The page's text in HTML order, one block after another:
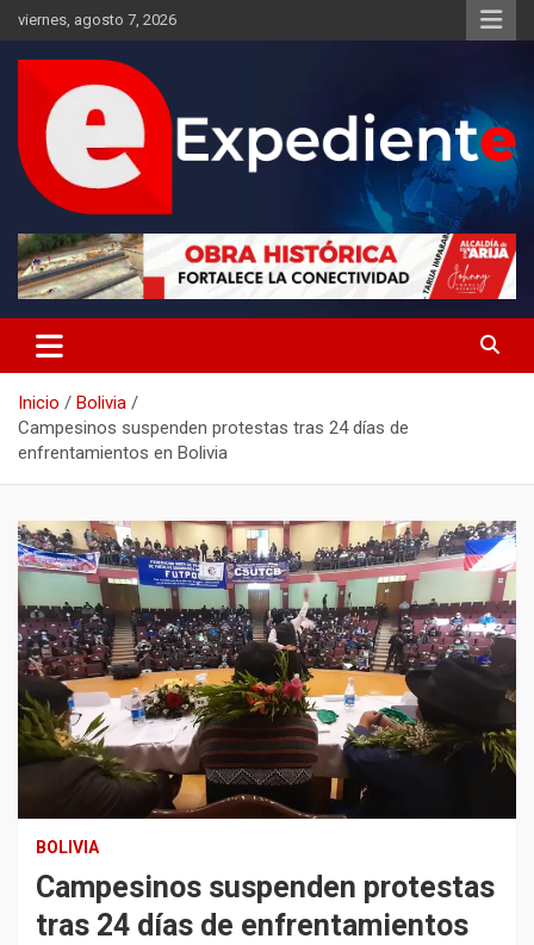
Saltar
al
contenido
viernes, agosto 7, 2026
Expediente
Inicio
Bolivia
Campesinos suspenden protestas tras 24 días de
enfrentamientos en Bolivia
BOLIVIA
Campesinos suspenden protestas
tras 24 días de enfrentamientos